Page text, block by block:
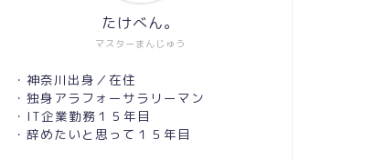
マスターまんじゅう
たけべん。
・神奈川出身／在住
・独身アラフォーサラリーマン
・IT企業勤務１５年目
・辞めたいと思って１５年目